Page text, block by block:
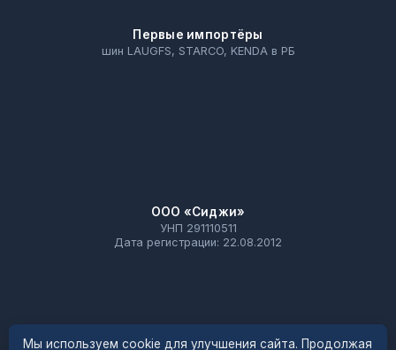
Мы используем cookie для улучшения сайта. Продолжая
Первые импортёры
шин LAUGFS, STARCO, KENDA в РБ
ООО «Сиджи»
УНП 291110511
Дата регистрации: 22.08.2012